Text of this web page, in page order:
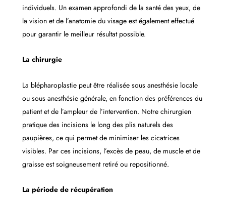
individuels. Un examen approfondi de la santé des yeux, de
la vision et de l’anatomie du visage est également effectué
pour garantir le meilleur résultat possible.
La chirurgie
La blépharoplastie peut être réalisée sous anesthésie locale
ou sous anesthésie générale, en fonction des préférences du
patient et de l’ampleur de l’intervention. Notre chirurgien
pratique des incisions le long des plis naturels des
paupières, ce qui permet de minimiser les cicatrices
visibles. Par ces incisions, l’excès de peau, de muscle et de
graisse est soigneusement retiré ou repositionné.
La période de récupération